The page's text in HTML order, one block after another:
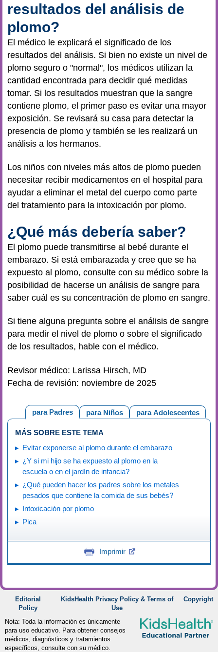
resultados del análisis de
plomo?
El médico le explicará el significado de los
resultados del análisis. Si bien no existe un nivel de
plomo seguro o "normal", los médicos utilizan la
cantidad encontrada para decidir qué medidas
tomar. Si los resultados muestran que la sangre
contiene plomo, el primer paso es evitar una mayor
exposición. Se revisará su casa para detectar la
presencia de plomo y también se les realizará un
análisis a los hermanos.
Los niños con niveles más altos de plomo pueden
necesitar recibir medicamentos en el hospital para
ayudar a eliminar el metal del cuerpo como parte
del tratamiento para la intoxicación por plomo.
¿Qué más debería saber?
El plomo puede transmitirse al bebé durante el
embarazo. Si está embarazada y cree que se ha
expuesto al plomo, consulte con su médico sobre la
posibilidad de hacerse un análisis de sangre para
saber cuál es su concentración de plomo en sangre.
Si tiene alguna pregunta sobre el análisis de sangre
para medir el nivel de plomo o sobre el significado
de los resultados, hable con el médico.
Revisor médico: Larissa Hirsch, MD
Fecha de revisión: noviembre de 2025
para Adolescentes
para Niños
para Padres
MÁS SOBRE ESTE TEMA
Evitar exponerse al plomo durante el embarazo
¿Y si mi hijo se ha expuesto al plomo en la
escuela o en el jardín de infancia?
¿Qué pueden hacer los padres sobre los metales
pesados que contiene la comida de sus bebés?
Intoxicación por plomo
Pica
Imprimir
Editorial
Policy
KidsHealth Privacy Policy & Terms of
Use
Copyright
Nota: Toda la información es únicamente
para uso educativo. Para obtener consejos
médicos, diagnósticos y tratamientos
específicos, consulte con su médico.